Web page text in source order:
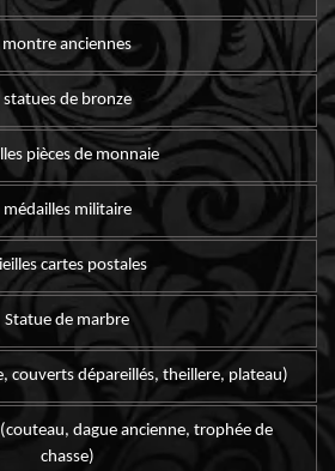
montre anciennes
statues de bronze
pièces de monnaie
médailles militaire
cartes postales
Statue de marbre
couverts dépareillés, theillere, plateau)
dague ancienne, trophée de
chasse)